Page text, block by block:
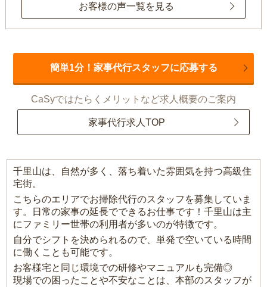
お客様の声一覧を見る
簡単1分！家事代行スタッフに応募する
CaSyではたらくメリットなど求人概要のご案内
家事代行求人TOP
千里山は、自然が多く、落ち着いた雰囲気を持つ高級住
宅街。
こちらのエリアでお掃除代行のスタッフを募集していま
す。日常の家事の延長でできるお仕事です！千里山は主
にファミリー世帯の利用者が多いのが特徴です。
自分でシフトを決められるので、単発で空いている時間
に働くことも可能です。
お客様宅と同じ環境での研修やマニュアルも完備◎
現場での困ったことや不安なことは、本部のスタッフが